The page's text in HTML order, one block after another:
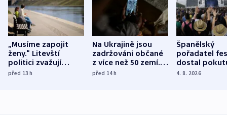
„Musíme zapojit
ženy.“ Litevští
politici zvažují
dohodu o
před 13h
Na Ukrajině jsou
zadržováni občané
z více než 50 zemí.
Bojovali na straně
před 14h
Španělský
pořadatel
dostal
nekalé
4. 8. 2026